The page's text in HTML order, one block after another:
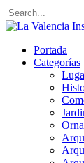
Portada
Categorías